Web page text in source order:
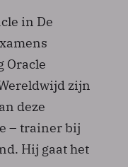
in De
Oracle
zijn
deze
– trainer bij
Hij gaat het